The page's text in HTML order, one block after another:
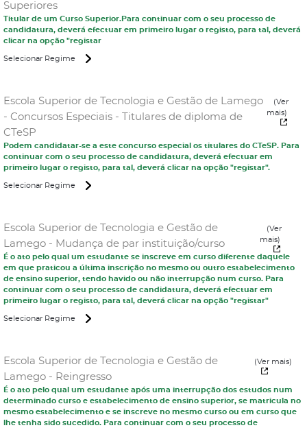
Superiores
Titular de um Curso Superior.Para continuar com o seu processo de
candidatura, deverá efectuar em primeiro lugar o registo, para tal, deverá
clicar na opção "registar
Selecionar Regime
Escola Superior de Tecnologia e Gestão de Lamego
- Concursos Especiais - Titulares de diploma de
CTeSP
(Ver
mais)
Podem candidatar-se a este concurso especial os titulares do CTeSP. Para
continuar com o seu processo de candidatura, deverá efectuar em
primeiro lugar o registo, para tal, deverá clicar na opção "registar".
Selecionar Regime
Escola Superior de Tecnologia e Gestão de
Lamego - Mudança de par instituição/curso
(Ver
mais)
É o ato pelo qual um estudante se inscreve em curso diferente daquele
em que praticou a última inscrição no mesmo ou outro estabelecimento
de ensino superior, tendo havido ou não interrupção num curso. Para
continuar com o seu processo de candidatura, deverá efectuar em
primeiro lugar o registo, para tal, deverá clicar na opção "registar"
Selecionar Regime
Escola Superior de Tecnologia e Gestão de
Lamego - Reingresso
(Ver mais)
É o ato pelo qual um estudante após uma interrupção dos estudos num
determinado curso e estabelecimento de ensino superior, se matricula no
mesmo estabelecimento e se inscreve no mesmo curso ou em curso que
lhe tenha sido sucedido. Para continuar com o seu processo de